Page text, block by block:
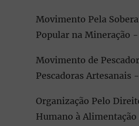
Movimento Pela
Popular na Mineração
Movimento de
Pescadoras Artesanais
Organização Pelo
Humano à Alimentação